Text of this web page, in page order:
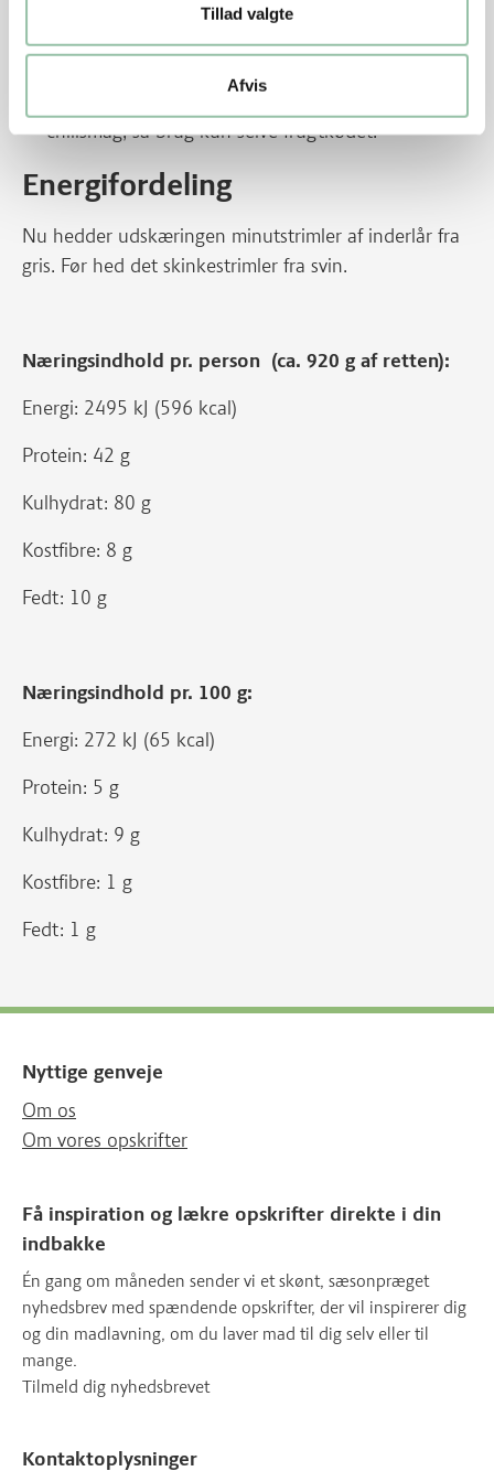
Tillad valgte
Afvis
I frisk chili sidder det meste af styrken i
chilismag, så brug kun selve frugtkødet.
Energifordeling
Nu hedder udskæringen minutstrimler af inderlår fra
gris. Før hed det skinkestrimler fra svin.
Næringsindhold pr. person (ca. 920 g af retten):
Energi: 2495 kJ (596 kcal)
Protein: 42 g
Kulhydrat: 80 g
Kostfibre: 8 g
Fedt: 10 g
Næringsindhold pr. 100 g:
Energi: 272 kJ (65 kcal)
Protein: 5 g
Kulhydrat: 9 g
Kostfibre: 1 g
Fedt: 1 g
Nyttige genveje
Om os
Om vores opskrifter
Få inspiration og lækre opskrifter direkte i din
indbakke
Én gang om måneden sender vi et skønt, sæsonpræget
nyhedsbrev med spændende opskrifter, der vil inspirerer dig
og din madlavning, om du laver mad til dig selv eller til
mange.
Tilmeld dig nyhedsbrevet
Kontaktoplysninger